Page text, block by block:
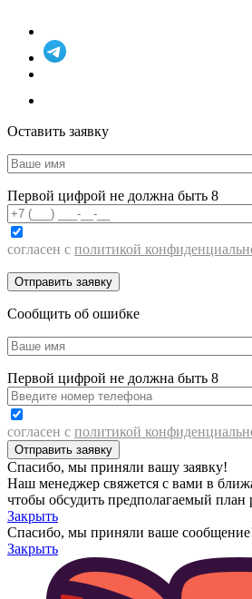
Оставить заявку
Первой цифрой не должна быть 8
согласен с политикой
Сообщить об ошибке
Первой цифрой не должна быть 8
согласен с политикой
Спасибо, мы приняли вашу заявку!
Наш менеджер свяжется с вами в
чтобы обсудить предполагаемый план
Закрыть
Спасибо, мы приняли ваше
Закрыть